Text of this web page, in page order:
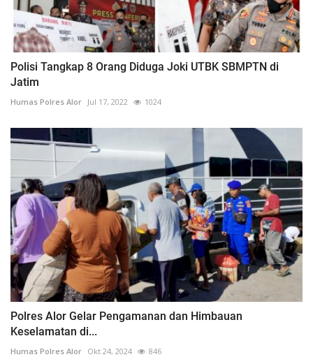
Polisi Tangkap 8 Orang Diduga Joki UTBK SBMPTN di
Jatim
Humas Polres Alor Jul 17, 2022 1024
Polres Alor Gelar Pengamanan dan Himbauan
Keselamatan di...
Humas Polres Alor Okt 24, 2024 846